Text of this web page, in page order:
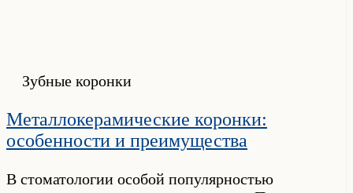
Зубные коронки
Металлокерамические коронки:
особенности и преимущества
В стоматологии особой популярностью